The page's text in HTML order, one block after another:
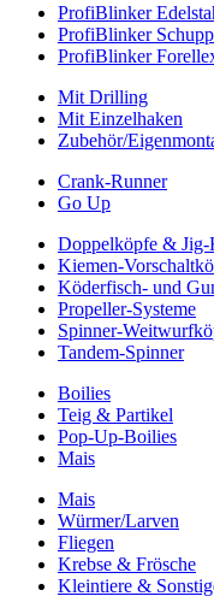
ProfiBlinker
ProfiBlinker
ProfiBlinker
Mit Drilling
Mit Einzelhaken
Zubehör/
Crank-Runner
Go Up
Doppelköpfe &
Kiemen-
Köderfisch- und
Propeller-Systeme
Spinner-
Tandem-Spinner
Boilies
Teig & Partikel
Pop-Up-Boilies
Mais
Mais
Würmer/Larven
Fliegen
Krebse & Frösche
Kleintiere &